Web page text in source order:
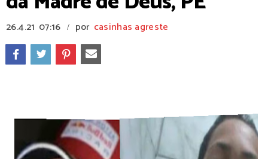
26.4.21 07:16 / por casinhas agreste